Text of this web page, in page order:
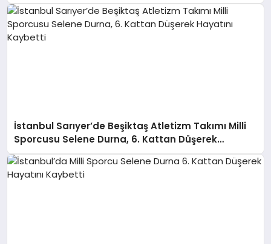
İstanbul Sarıyer’de Beşiktaş Atletizm Takımı Milli
Sporcusu Selene Durna, 6. Kattan Düşerek
Hayatını Kaybetti